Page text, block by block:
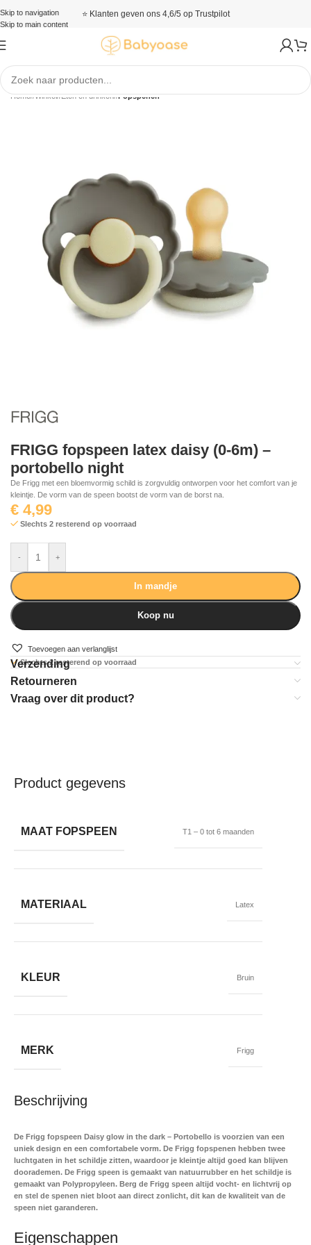
Skip to navigation
Skip to main content
⭐ Klanten geven ons 4,6/5 op Trustpilot
Home/ Winkel/ Eten en drinken/ Fopspenen
FRIGG fopspeen latex daisy (0-6m) –
portobello night
De Frigg met een bloemvormig schild is zorgvuldig ontworpen voor het comfort van je
kleintje. De vorm van de speen bootst de vorm van de borst na.
€ 4,99
Slechts 2 resterend op voorraad
- +
In mandje
Koop nu
Toevoegen aan verlanglijst
Slechts 2 resterend op voorraad
Verzending
Retourneren
Vraag over dit product?
Product gegevens
MAAT FOPSPEEN T1 – 0 tot 6 maanden
MATERIAAL Latex
KLEUR Bruin
MERK Frigg
Beschrijving
De Frigg fopspeen Daisy glow in the dark – Portobello is voorzien van een
uniek design en een comfortabele vorm. De Frigg fopspenen hebben twee
luchtgaten in het schildje zitten, waardoor je kleintje altijd goed kan blijven
doorademen. De Frigg speen is gemaakt van natuurrubber en het schildje is
gemaakt van Polypropyleen. Berg de Frigg speen altijd vocht- en lichtvrij op
en stel de spenen niet bloot aan direct zonlicht, dit kan de kwaliteit van de
speen niet garanderen.
Eigenschappen